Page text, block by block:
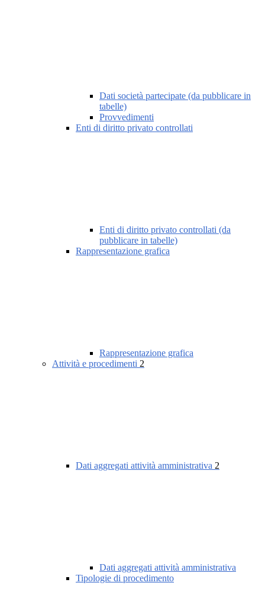
Dati società partecipate (da pubblicare in
tabelle)
Provvedimenti
Enti di diritto privato controllati
Enti di diritto privato controllati (da
pubblicare in tabelle)
Rappresentazione grafica
Rappresentazione grafica
Attività e procedimenti 2
Dati aggregati attività amministrativa 2
Dati aggregati attività amministrativa
Tipologie di procedimento